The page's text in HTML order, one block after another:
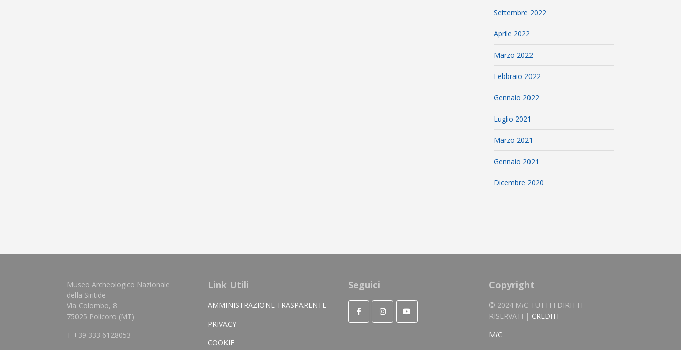
Settembre 2022
Aprile 2022
Marzo 2022
Febbraio 2022
Gennaio 2022
Luglio 2021
Marzo 2021
Gennaio 2021
Dicembre 2020
Museo Archeologico Nazionale
della Siritide
Via Colombo, 8
75025 Policoro (MT)
T +39 333 6128053
Link Utili
AMMINISTRAZIONE TRASPARENTE
PRIVACY
COOKIE
Seguici Copyright
© 2024 MiC TUTTI I DIRITTI
RISERVATI | CREDITI
MiC